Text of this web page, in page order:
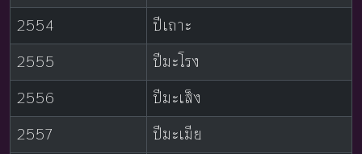
2554
ปีเถาะ
2555
ปีมะโรง
2556
ปีมะเส็ง
2557
ปีมะเมีย